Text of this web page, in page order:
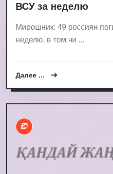
ВСУ за неделю
Мирошник: 49 россиян
неделю, в том чи ...
Далее ...